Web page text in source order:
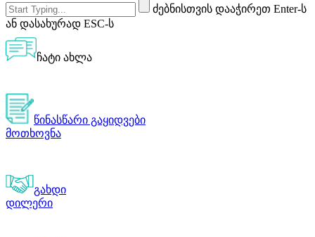
ძებნისთვის დააჭირეთ Enter-ს
ან დასახურად ESC-ს
ჩატი ახლა
წინასწარი გაყიდვები
მოთხოვნა
გახდი
დილერი